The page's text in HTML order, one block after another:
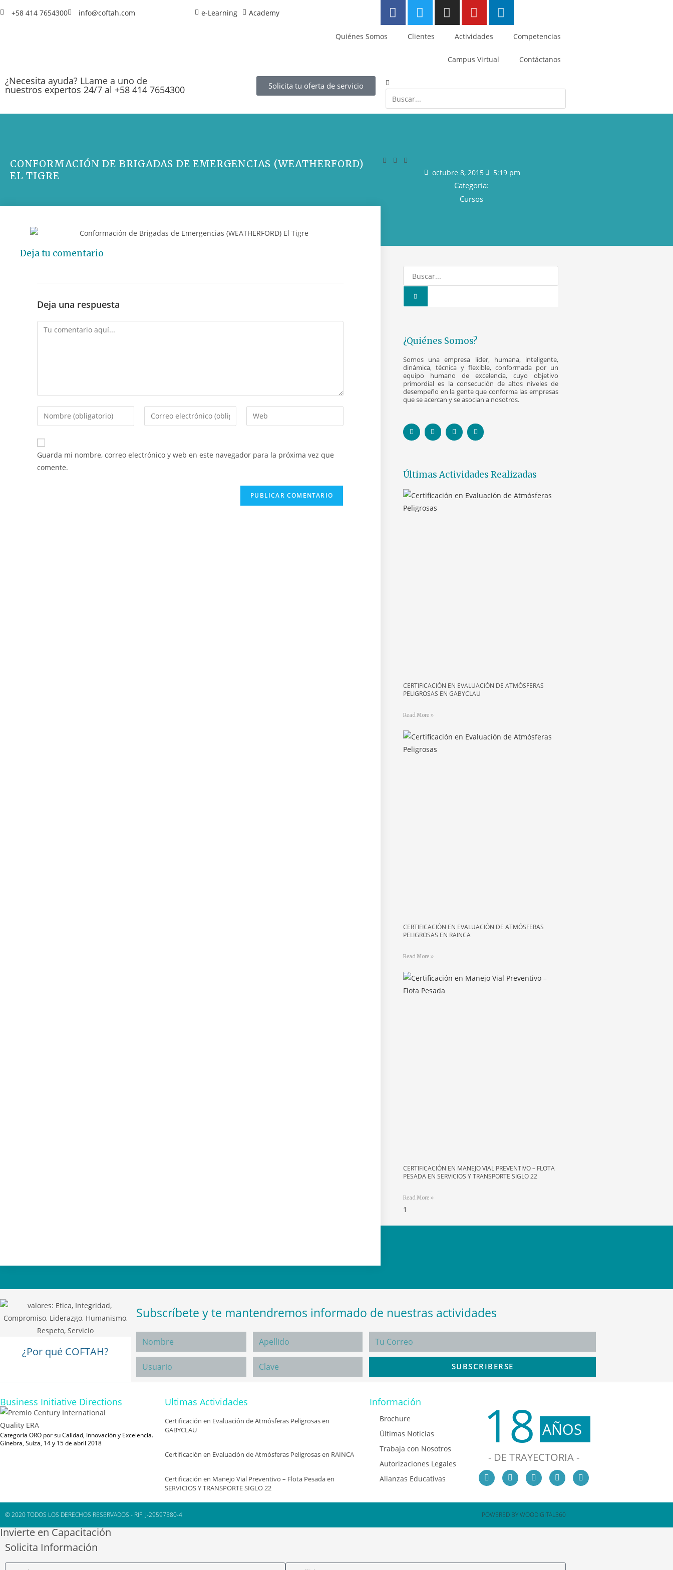
+58 414 7654300 info@coftah.com e-Learning Academy
Quiénes Somos Clientes Actividades Competencias
Campus Virtual Contáctanos
¿Necesita ayuda? LLame a uno de
nuestros expertos 24/7 al +58 414 7654300 Solicita tu oferta de servicio
CONFORMACIÓN DE BRIGADAS DE EMERGENCIAS (WEATHERFORD)
EL TIGRE
octubre 8, 2015 5:19 pm
Categoría:
Cursos
Deja tu comentario
Deja una respuesta
Guarda mi nombre, correo electrónico y web en este navegador para la próxima vez que
comente.
¿Quiénes Somos?
Somos una empresa líder, humana, inteligente,
dinámica, técnica y flexible, conformada por un
equipo humano de excelencia, cuyo objetivo
primordial es la consecución de altos niveles de
desempeño en la gente que conforma las empresas
que se acercan y se asocian a nosotros.
Últimas Actividades Realizadas
CERTIFICACIÓN EN EVALUACIÓN DE ATMÓSFERAS
PELIGROSAS EN GABYCLAU
Read More »
CERTIFICACIÓN EN EVALUACIÓN DE ATMÓSFERAS
PELIGROSAS EN RAINCA
Read More »
CERTIFICACIÓN EN MANEJO VIAL PREVENTIVO – FLOTA
PESADA EN SERVICIOS Y TRANSPORTE SIGLO 22
Read More »
¿Por qué COFTAH?
Subscríbete y te mantendremos informado de nuestras actividades
SUBSCRIBERSE
Business Initiative Directions
Categoría ORO por su Calidad, Innovación y Excelencia.
Ginebra, Suiza, 14 y 15 de abril 2018
Ultimas Actividades
Certificación en Evaluación de Atmósferas Peligrosas en
GABYCLAU
Certificación en Evaluación de Atmósferas Peligrosas en RAINCA
Certificación en Manejo Vial Preventivo – Flota Pesada en
SERVICIOS Y TRANSPORTE SIGLO 22
Información
Brochure
Últimas Noticias
Trabaja con Nosotros
Autorizaciones Legales
Alianzas Educativas
18 AÑOS
- DE TRAYECTORIA -
© 2020 TODOS LOS DERECHOS RESERVADOS - RIF. J-29597580-4 POWERED BY WOODIGITAL360
Invierte en Capacitación
Solicita Información